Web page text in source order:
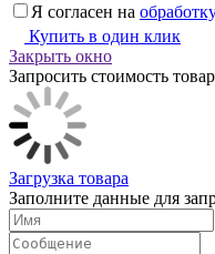
Я согласен на
Купить в один клик
Закрыть окно
Запросить стоимость
Загрузка товара
Заполните данные для